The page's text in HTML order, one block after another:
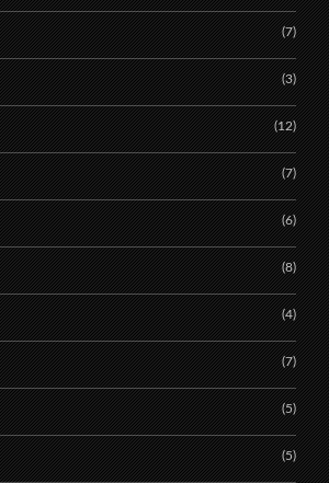
(7)
(3)
(12)
(7)
(6)
(8)
(4)
(7)
(5)
(5)